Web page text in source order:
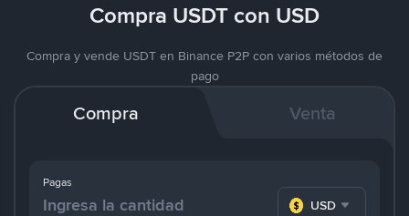
Compra USDT con USD
Compra y vende USDT en Binance P2P con varios métodos de
pago
Compra Venta
Pagas
USD